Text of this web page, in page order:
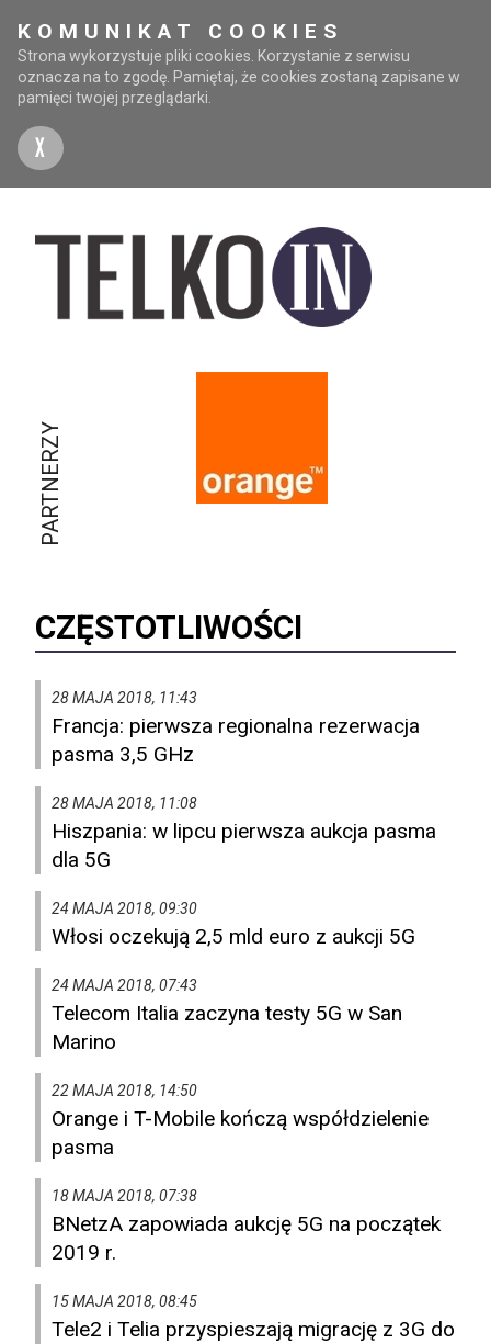
KOMUNIKAT COOKIES
Strona wykorzystuje pliki cookies. Korzystanie z serwisu
oznacza na to zgodę. Pamiętaj, że cookies zostaną zapisane w
pamięci twojej przeglądarki.
X
PARTNERZY
CZĘSTOTLIWOŚCI
28 MAJA 2018, 11:43
Francja: pierwsza regionalna rezerwacja
pasma 3,5 GHz
28 MAJA 2018, 11:08
Hiszpania: w lipcu pierwsza aukcja pasma
dla 5G
24 MAJA 2018, 09:30
Włosi oczekują 2,5 mld euro z aukcji 5G
24 MAJA 2018, 07:43
Telecom Italia zaczyna testy 5G w San
Marino
22 MAJA 2018, 14:50
Orange i T-Mobile kończą współdzielenie
pasma
18 MAJA 2018, 07:38
BNetzA zapowiada aukcję 5G na początek
2019 r.
15 MAJA 2018, 08:45
Tele2 i Telia przyspieszają migrację z 3G do